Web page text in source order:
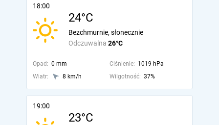
18:00
24°C
Odczuwalna 26°C
Bezchmurnie, słonecznie
Opad: 0 mm Ciśnienie: 1019 hPa
Wiatr:
8 km/h Wilgotność: 37%
19:00
23°C